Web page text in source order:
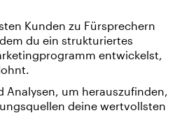
Kunden zu Fürsprechern
du ein strukturiertes
entwickelst,
Analysen, um herauszufinden,
deine wertvollsten